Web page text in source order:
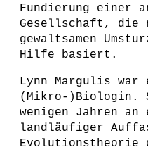
Fundierung einer
Gesellschaft, die
gewaltsamen
Hilfe basiert.
Lynn Margulis war
(Mikro-)Biologin.
wenigen Jahren an
landläufiger
Evolutionstheorie